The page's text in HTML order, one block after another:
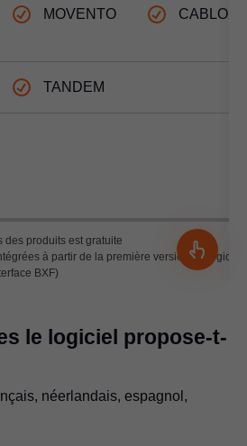
MOVENTO CABLOXX
TANDEM
des produits est gratuite
à partir de la première version du logiciel
BXF)
le logiciel propose-t-
néerlandais, espagnol,